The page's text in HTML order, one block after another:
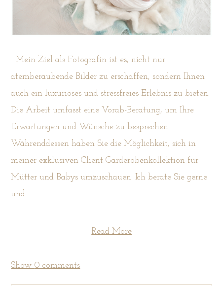
Mein Ziel als Fotografin ist es, nicht nur
atemberaubende Bilder zu erschaffen, sondern Ihnen
auch ein luxuriöses und stressfreies Erlebnis zu bieten.
Die Arbeit umfasst eine Vorab-Beratung, um Ihre
Erwartungen und Wünsche zu besprechen.
Währenddessen haben Sie die Möglichkeit, sich in
meiner exklusiven Client-Garderobenkollektion für
Mütter und Babys umzuschauen. Ich berate Sie gerne
und...
Read More
Show 0 comments